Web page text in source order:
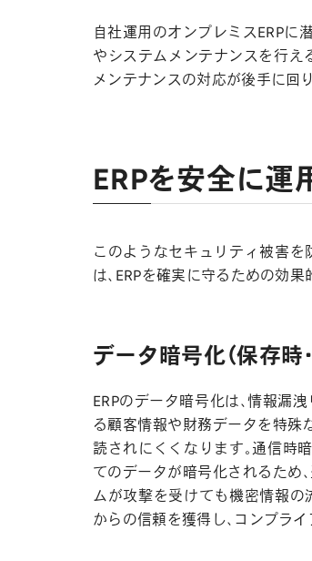
自社運用のオンプレミスERPに
やシステムメンテナンスを行え
メンテナンスの対応が後手に回
ERPを安全に運
このようなセキュリティ被害を
は、ERPを確実に守るための効
データ暗号化（保存時
ERPのデータ暗号化は、情報漏
る顧客情報や財務データを特殊
読されにくくなります。通信時
てのデータが暗号化されるため
ムが攻撃を受けても機密情報の
からの信頼を獲得し、コンプラ